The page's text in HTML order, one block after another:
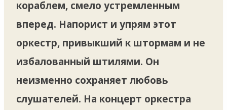
кораблем, смело устремленным
вперед. Напорист и упрям этот
оркестр, привыкший к штормам и не
избалованный штилями. Он
неизменно сохраняет любовь
слушателей. На концерт оркестра